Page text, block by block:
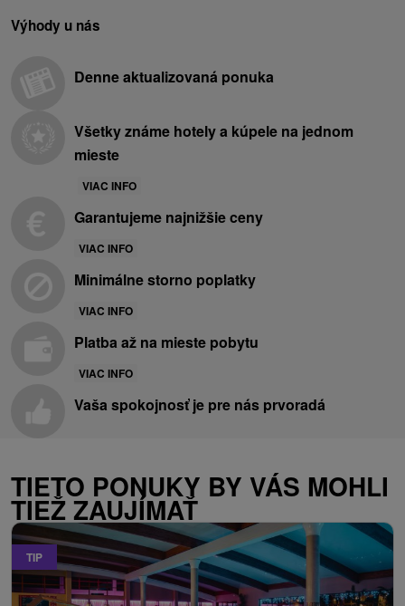
Výhody u nás
Denne aktualizovaná ponuka
Všetky známe hotely a kúpele na jednom
mieste
VIAC INFO
Garantujeme najnižšie ceny
VIAC INFO
Minimálne storno poplatky
VIAC INFO
Platba až na mieste pobytu
VIAC INFO
Vaša spokojnosť je pre nás prvoradá
TIETO PONUKY BY VÁS MOHLI
TIEŽ ZAUJÍMAŤ
TIP